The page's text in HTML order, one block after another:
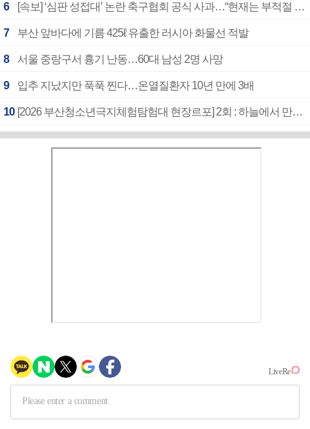
6 [속보] ‘심판 성접대’ 논란 축구협회 공식 사과…“현재는 부적절 행위 없어”
7 부산 앞바다에 기름 425ℓ 유출한 러시아 화물선 적발
8 서울 중랑구서 흉기 난동…60대 남성 2명 사망
9 입추 지났지만 푹푹 찐다…온열질환자 10년 만에 3배
10 [2026 부산청소년극지체험탐험대 현장르포] 2회 : 하늘에서 만난 얼음의 나라